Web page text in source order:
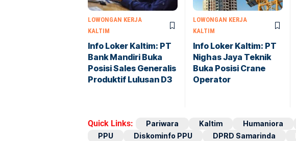
LOWONGAN KERJA
KALTIM
Info Loker Kaltim: PT
Bank Mandiri Buka
Posisi Sales Generalis
Produktif Lulusan D3
LOWONGAN KERJA
KALTIM
Info Loker Kaltim: PT
Nighas Jaya Teknik
Buka Posisi Crane
Operator
Quick Links: Pariwara Kaltim Humaniora
PPU
Diskominfo PPU DPRD Samarinda